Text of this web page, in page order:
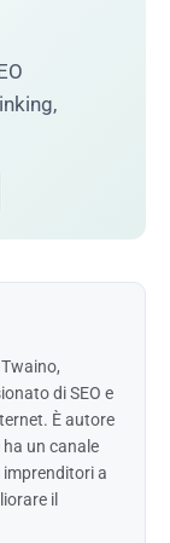
di SEO e
È autore
un canale
imprenditori a
il